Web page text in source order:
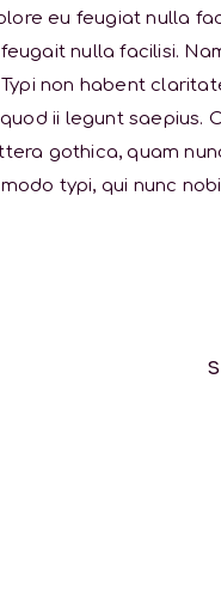
eu feugiat nulla
nulla facilisi.
non habent
ii legunt saepius.
gothica, quam
typi, qui nunc